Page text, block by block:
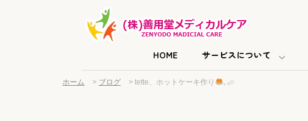
HOME サービスについて
ホーム > ブログ > tette、ホットケーキ作り 𓈒 𓂂𓏸